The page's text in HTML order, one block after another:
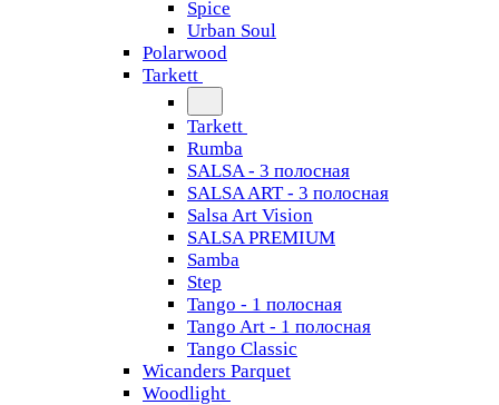
Spice
Urban Soul
Polarwood
Tarkett
Tarkett
Rumba
SALSA - 3 полосная
SALSA ART - 3 полосная
Salsa Art Vision
SALSA PREMIUM
Samba
Step
Tango - 1 полосная
Tango Art - 1 полосная
Tango Classiс
Wicanders Parquet
Woodlight